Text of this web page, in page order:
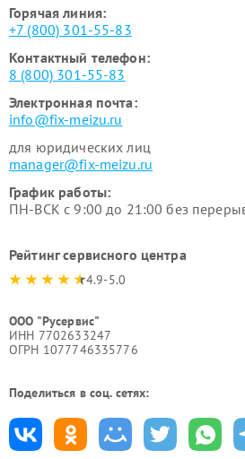
Горячая линия:
+7 (800) 301-55-83
Контактный телефон:
8 (800) 301-55-83
Электронная почта:
info@fix-meizu.ru
для юридических лиц
manager@fix-meizu.ru
График работы:
ПН-ВСК с 9:00 до 21:00 без
Рейтинг сервисного центра
4.9-5.0
ООО "Русервис"
ИНН 7702633247
ОГРН 1077746335776
Поделиться в соц. сетях: